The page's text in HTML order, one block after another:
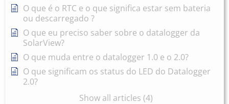
O que é o RTC e o que significa estar sem bateria
ou descarregado ?
O que eu preciso saber sobre o datalogger da
SolarView?
O que muda entre o datalogger 1.0 e o 2.0?
O que significam os status do LED do Datalogger
2.0?
Show all articles (4)